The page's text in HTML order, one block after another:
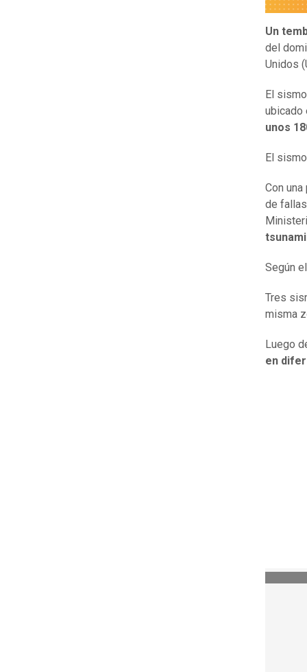
Un
del
Unidos
El
ubicado
unos
El
Con
de
Según
Tres
misma
Luego
en